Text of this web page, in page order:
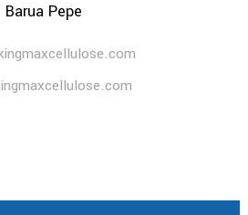
Barua Pepe